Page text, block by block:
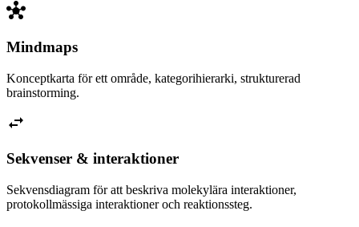
hub
Mindmaps
Konceptkarta för ett område, kategorihierarki, strukturerad
brainstorming.
swap_horiz
Sekvenser & interaktioner
Sekvensdiagram för att beskriva molekylära interaktioner,
protokollmässiga interaktioner och reaktionssteg.